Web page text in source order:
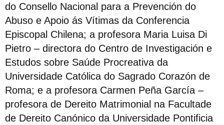
do Consello Nacional para a Prevención do
Abuso e Apoio ás Vítimas da Conferencia
Episcopal Chilena; a profesora Maria Luisa Di
Pietro – directora do Centro de Investigación e
Estudos sobre Saúde Procreativa da
Universidade Católica do Sagrado Corazón de
Roma; e a profesora Carmen Peña García –
profesora de Dereito Matrimonial na Facultade
de Dereito Canónico da Universidade Pontificia